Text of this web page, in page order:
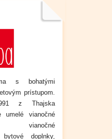
s bohatými
prístupom.
z Thajska
umelé vianočné
vianočné
bytové doplnky,